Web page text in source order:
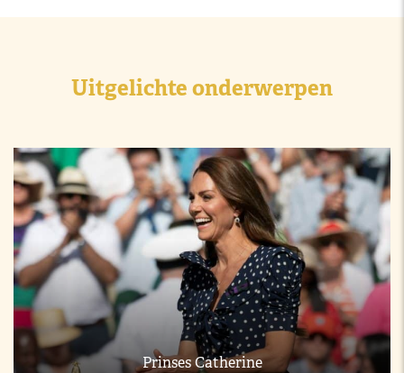
Uitgelichte onderwerpen
Prinses Catherine